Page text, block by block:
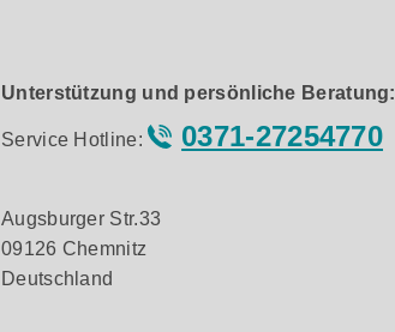
Unterstützung und persönliche Beratung:
Service Hotline: 0371-27254770
Augsburger Str.33
09126 Chemnitz
Deutschland